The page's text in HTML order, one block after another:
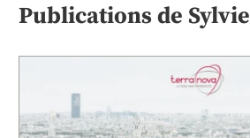
Publications de Sylvie